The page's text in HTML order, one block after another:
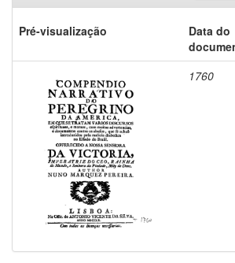
Pré-visualização
Data do
1760